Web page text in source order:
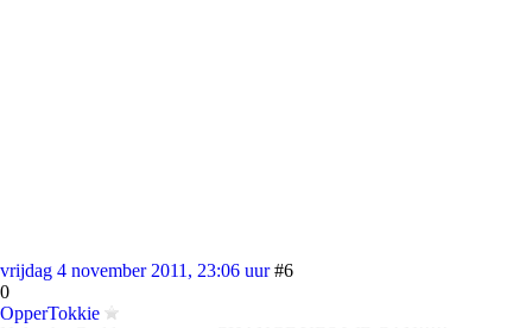
vrijdag 4 november 2011, 23:06 uur #6
0
OpperTokkie